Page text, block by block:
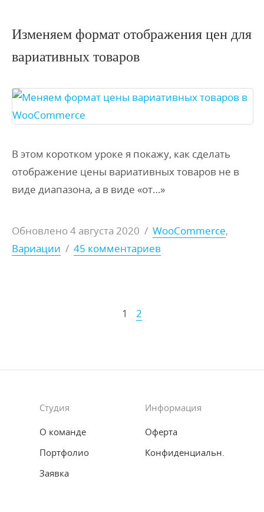
Изменяем формат отображения цен для
вариативных товаров
В этом коротком уроке я покажу, как сделать
отображение цены вариативных товаров не в
виде диапазона, а в виде «от…»
Обновлено4 августа 2020 / WooCommerce,
Вариации / 45 комментариев
1 2
Студия
О команде
Портфолио
Заявка
Информация
Оферта
Конфиденциальн.